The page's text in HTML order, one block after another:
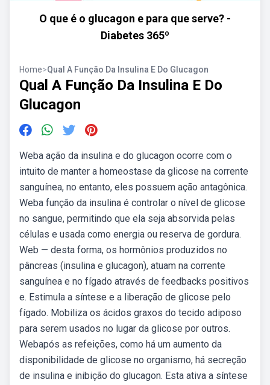
O que é o glucagon e para que serve? -
Diabetes 365º
Home>Qual A Função Da Insulina E Do Glucagon
Qual A Função Da Insulina E Do
Glucagon
Weba ação da insulina e do glucagon ocorre com o
intuito de manter a homeostase da glicose na corrente
sanguínea, no entanto, eles possuem ação antagônica.
Weba função da insulina é controlar o nível de glicose
no sangue, permitindo que ela seja absorvida pelas
células e usada como energia ou reserva de gordura.
Web — desta forma, os hormônios produzidos no
pâncreas (insulina e glucagon), atuam na corrente
sanguínea e no fígado através de feedbacks positivos
e. Estimula a síntese e a liberação de glicose pelo
fígado. Mobiliza os ácidos graxos do tecido adiposo
para serem usados no lugar da glicose por outros.
Webapós as refeições, como há um aumento da
disponibilidade de glicose no organismo, há secreção
de insulina e inibição do glucagon. Esta ativa a síntese